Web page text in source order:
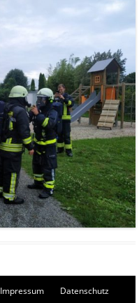
Impressum Datenschutz